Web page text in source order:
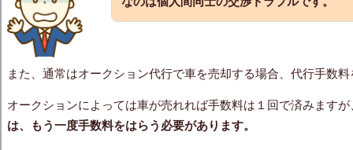
また、通常はオークション代行で車を売却する場合、代行手数
オークションによっては車が売れれば手数料は１回で済みますが
は、もう一度手数料をはらう必要があります。